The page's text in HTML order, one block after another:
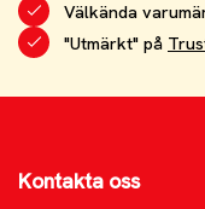
Välkända
"Utmärkt" på
Kontakta oss